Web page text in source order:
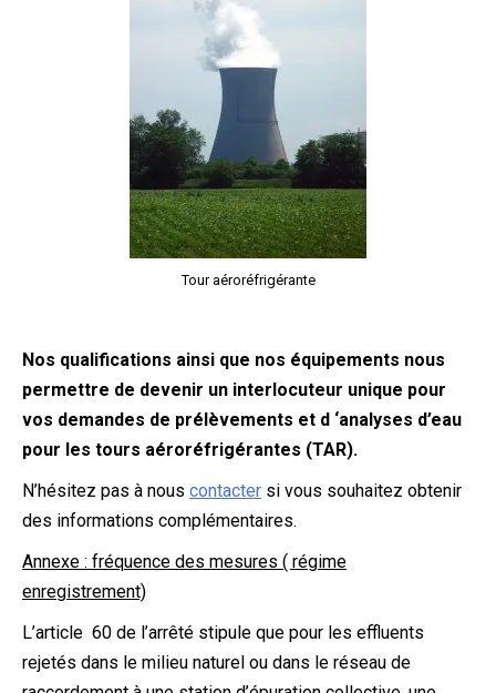
Tour aéroréfrigérante
Nos qualifications ainsi que nos équipements nous
permettre de devenir un interlocuteur unique pour
vos demandes de prélèvements et d ‘analyses d’eau
pour les tours aéroréfrigérantes (TAR).
N’hésitez pas à nous contacter si vous souhaitez obtenir
des informations complémentaires.
Annexe : fréquence des mesures ( régime
enregistrement)
L’article 60 de l’arrêté stipule que pour les effluents
rejetés dans le milieu naturel ou dans le réseau de